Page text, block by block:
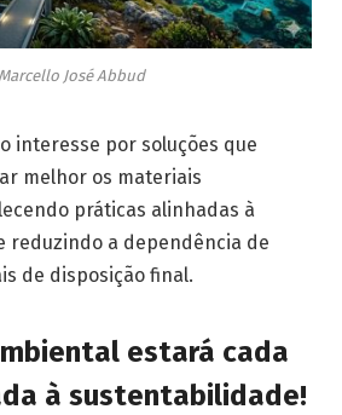
Marcello José Abbud
interesse por soluções que
melhor os materiais
práticas alinhadas à
reduzindo a dependência de
de disposição final.
estará cada
à sustentabilidade!